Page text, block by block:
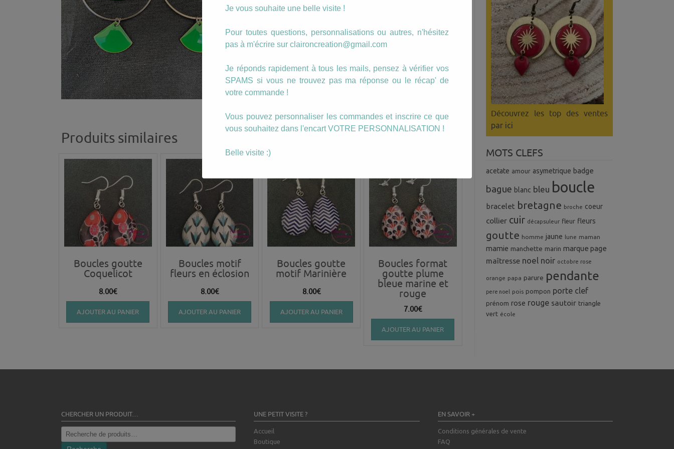
Description
Nouvelles Boucles.
Pour toutes modifications de coloris, merci de le
préciser dans la NOTE que vous trouverez au
Produits similaires
Boucles goutte
Coquelicot
8.00€
AJOUTER AU PANIER
Boucles motif
fleurs en éclosion
8.00€
AJOUTER AU PANIER
Boucles goutte
motif Marinière
8.00€
AJOUTER AU PANIER
Boucles format
goutte plume
bleue marine et
rouge
7.00€
AJOUTER AU PANIER
Découvrez les top des ventes
par ici
MOTS CLEFS
acetate amour asymetrique badge
bague blanc bleu boucle
bracelet bretagne broche coeur
collier cuir décapsuleur fleur fleurs
goutte homme jaune lune maman
mamie manchette marin marque page
maîtresse noel noir octobre rose
orange papa parure pendante
pere noel pois pompon porte clef
prénom rose rouge sautoir triangle
vert école
CHERCHER UN PRODUIT…
Recherche
pour :
UNE PETIT VISITE ?
Accueil
Boutique
EN SAVOIR +
Conditions générales de vente
FAQ
Je vous souhaite une belle visite !
Pour toutes questions, personnalisations ou autres, n'hésitez
pas à m'écrire sur claironcreation@gmail.com
Je réponds rapidement à tous les mails, pensez à vérifier vos
SPAMS si vous ne trouvez pas ma réponse ou le récap' de
votre commande !
Vous pouvez personnaliser les commandes et inscrire ce que
vous souhaitez dans l'encart VOTRE PERSONNALISATION !
Belle visite :)